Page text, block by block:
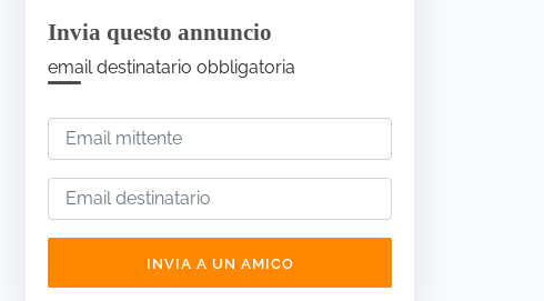
Invia questo annuncio
email destinatario obbligatoria